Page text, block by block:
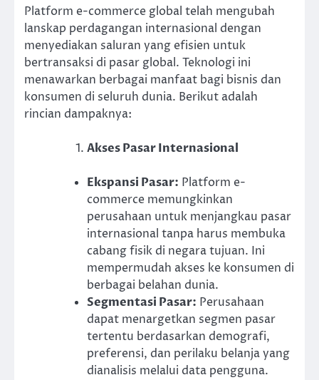
Platform e-commerce global telah mengubah
lanskap perdagangan internasional dengan
menyediakan saluran yang efisien untuk
bertransaksi di pasar global. Teknologi ini
menawarkan berbagai manfaat bagi bisnis dan
konsumen di seluruh dunia. Berikut adalah
rincian dampaknya:
Akses Pasar Internasional
Ekspansi Pasar: Platform e-
commerce memungkinkan
perusahaan untuk menjangkau pasar
internasional tanpa harus membuka
cabang fisik di negara tujuan. Ini
mempermudah akses ke konsumen di
berbagai belahan dunia.
Segmentasi Pasar: Perusahaan
dapat menargetkan segmen pasar
tertentu berdasarkan demografi,
preferensi, dan perilaku belanja yang
dianalisis melalui data pengguna.